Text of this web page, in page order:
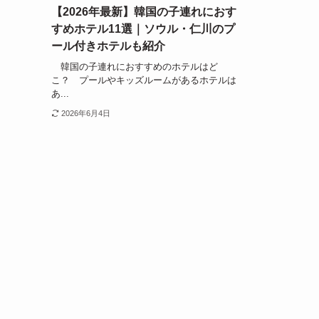
【2026年最新】韓国の子連れにおす
すめホテル11選｜ソウル・仁川のプ
ール付きホテルも紹介
韓国の子連れにおすすめのホテルはど
こ？ プールやキッズルームがあるホテルは
あ...
2026年6月4日